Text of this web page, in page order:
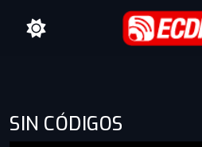
SIN CÓDIGOS